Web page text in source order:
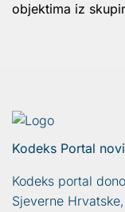
objektima iz
Kodeks Portal
Kodeks portal
Sjeverne